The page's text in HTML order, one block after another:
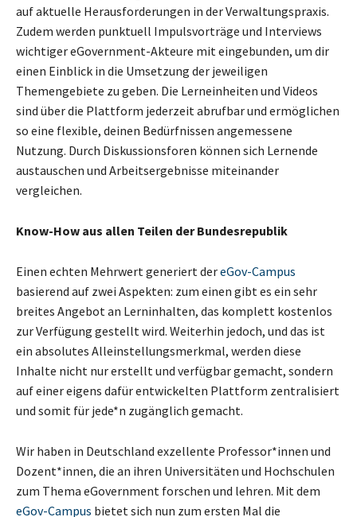
auf aktuelle Herausforderungen in der Verwaltungspraxis.
Zudem werden punktuell Impulsvorträge und Interviews
wichtiger eGovernment-Akteure mit eingebunden, um dir
einen Einblick in die Umsetzung der jeweiligen
Themengebiete zu geben. Die Lerneinheiten und Videos
sind über die Plattform jederzeit abrufbar und ermöglichen
so eine flexible, deinen Bedürfnissen angemessene
Nutzung. Durch Diskussionsforen können sich Lernende
austauschen und Arbeitsergebnisse miteinander
vergleichen.
Know-How aus allen Teilen der Bundesrepublik
Einen echten Mehrwert generiert dereGov-Campus
basierend auf zwei Aspekten: zum einen gibt es ein sehr
breites Angebot an Lerninhalten, das komplett kostenlos
zur Verfügung gestellt wird. Weiterhin jedoch, und das ist
ein absolutes Alleinstellungsmerkmal, werden diese
Inhalte nicht nur erstellt und verfügbar gemacht, sondern
auf einer eigens dafür entwickelten Plattform zentralisiert
und somit für jede*n zugänglich gemacht.
Wir haben in Deutschland exzellente Professor*innen und
Dozent*innen, die an ihren Universitäten und Hochschulen
zum Thema eGovernment forschen und lehren. Mit dem
eGov-Campus bietet sich nun zum ersten Mal die